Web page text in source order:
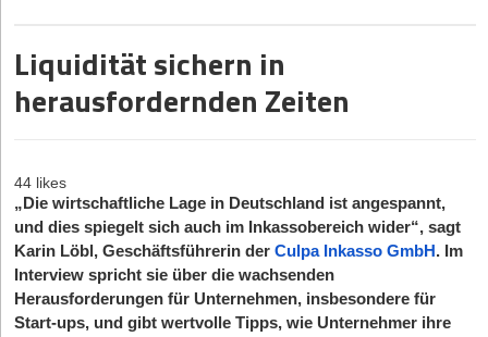
Liquidität sichern in
herausfordernden Zeiten
44 likes
„Die wirtschaftliche Lage in Deutschland ist angespannt,
und dies spiegelt sich auch im Inkassobereich wider“, sagt
Karin Löbl, Geschäftsführerin der Culpa Inkasso GmbH . Im
Interview spricht sie über die wachsenden
Herausforderungen für Unternehmen, insbesondere für
Start-ups, und gibt wertvolle Tipps, wie Unternehmer ihre